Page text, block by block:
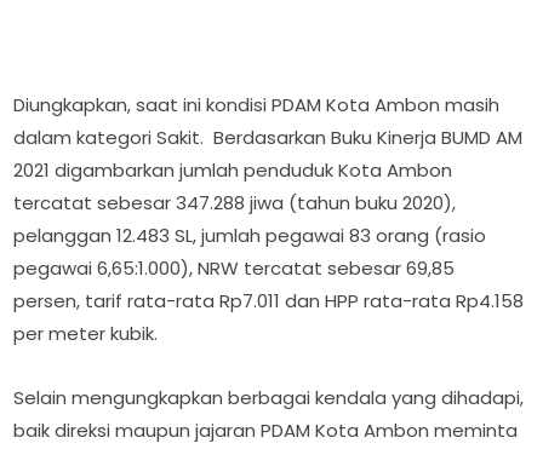
Diungkapkan, saat ini kondisi PDAM Kota Ambon masih
dalam kategori Sakit. Berdasarkan Buku Kinerja BUMD AM
2021 digambarkan jumlah penduduk Kota Ambon
tercatat sebesar 347.288 jiwa (tahun buku 2020),
pelanggan 12.483 SL, jumlah pegawai 83 orang (rasio
pegawai 6,65:1.000), NRW tercatat sebesar 69,85
persen, tarif rata-rata Rp7.011 dan HPP rata-rata Rp4.158
per meter kubik.
Selain mengungkapkan berbagai kendala yang dihadapi,
baik direksi maupun jajaran PDAM Kota Ambon meminta